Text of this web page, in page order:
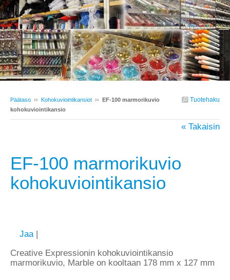
Tuotehaku
Päätaso ›› Kohokuviointikansiot ›› EF-100 marmorikuvio
kohokuviointikansio
« Takaisin
EF-100 marmorikuvio
kohokuviointikansio
Jaa |
Creative Expressionin kohokuviointikansio
marmorikuvio, Marble on kooltaan 178 mm x 127 mm